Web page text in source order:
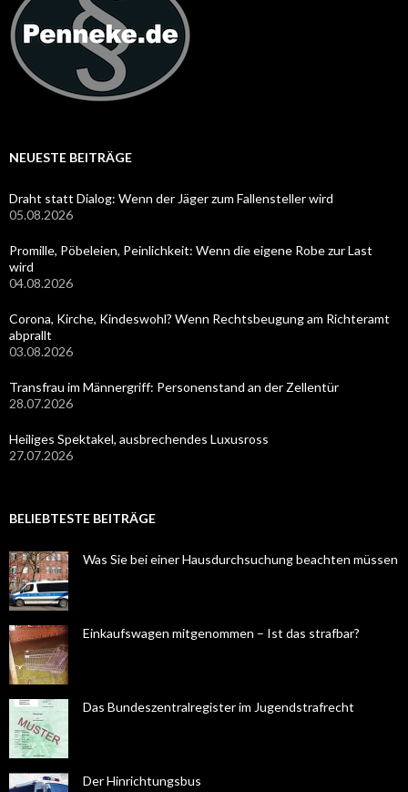
NEUESTE BEITRÄGE
Draht statt Dialog: Wenn der Jäger zum Fallensteller wird
05.08.2026
Promille, Pöbeleien, Peinlichkeit: Wenn die eigene Robe zur Last
wird
04.08.2026
Corona, Kirche, Kindeswohl? Wenn Rechtsbeugung am Richteramt
abprallt
03.08.2026
Transfrau im Männergriff: Personenstand an der Zellentür
28.07.2026
Heiliges Spektakel, ausbrechendes Luxusross
27.07.2026
BELIEBTESTE BEITRÄGE
Was Sie bei einer Hausdurchsuchung beachten müssen
Einkaufswagen mitgenommen – Ist das strafbar?
Das Bundeszentralregister im Jugendstrafrecht
Der Hinrichtungsbus